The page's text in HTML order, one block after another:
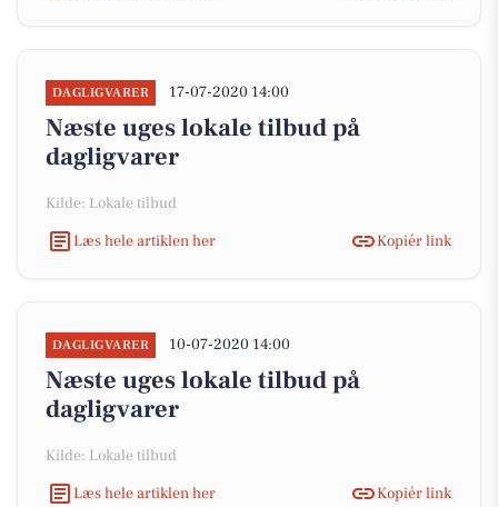
DAGLIGVARER 17-07-2020 14:00
Næste uges lokale tilbud på
dagligvarer
Kilde: Lokale tilbud
Læs hele artiklen her
Kopiér link
DAGLIGVARER 10-07-2020 14:00
Næste uges lokale tilbud på
dagligvarer
Kilde: Lokale tilbud
Læs hele artiklen her
Kopiér link